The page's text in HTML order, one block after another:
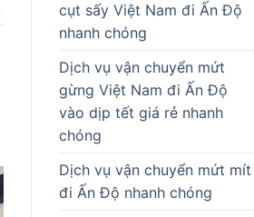
cụt sấy Việt Nam đi Ấn Độ
nhanh chóng
Dịch vụ vận chuyển mứt
gừng Việt Nam đi Ấn Độ
vào dịp tết giá rẻ nhanh
chóng
Dịch vụ vận chuyển mứt mít
đi Ấn Độ nhanh chóng